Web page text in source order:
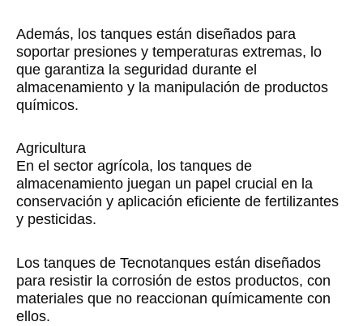
Además, los tanques están diseñados para
soportar presiones y temperaturas extremas, lo
que garantiza la seguridad durante el
almacenamiento y la manipulación de productos
químicos.
Agricultura
En el sector agrícola, los tanques de
almacenamiento juegan un papel crucial en la
conservación y aplicación eficiente de fertilizantes
y pesticidas.
Los tanques de Tecnotanques están diseñados
para resistir la corrosión de estos productos, con
materiales que no reaccionan químicamente con
ellos.